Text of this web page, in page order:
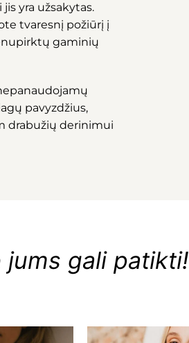
yra užsakytas.
tvaresnį požiūrį į
gaminių
pavyzdžius,
drabužių derinimui
gali patikti!